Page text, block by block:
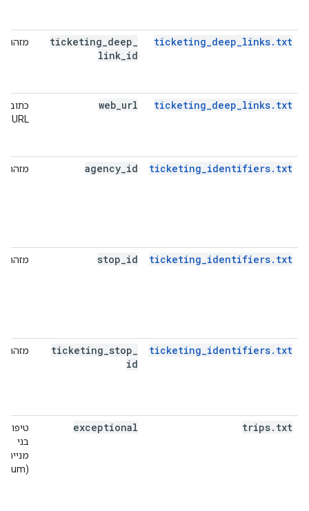
ticketing_deep_links.txt
ticketing deep
link id
מזהה
ticketing_deep_links.txt
web url
כתובת
URL
ticketing_identifiers.txt
agency id מזהה
ticketing_identifiers.txt
stop id מזהה
ticketing_identifiers.txt
ticketing stop
id
מזהה
trips. txt
exceptional
בני
מנייה
(enum)